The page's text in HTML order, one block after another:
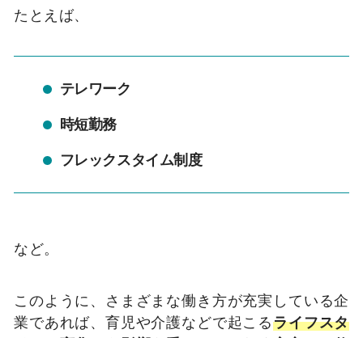
たとえば、
テレワーク
時短勤務
フレックスタイム制度
など。
このように、さまざまな働き方が充実している企
業であれば、育児や介護などで起こるライフスタ